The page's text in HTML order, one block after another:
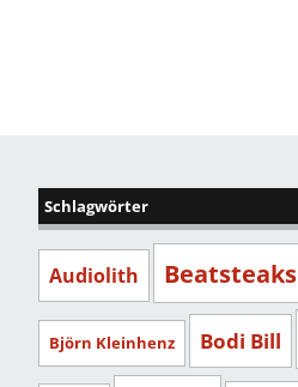
Schlagwörter
Audiolith Beatsteaks
Björn Kleinhenz Bodi Bill